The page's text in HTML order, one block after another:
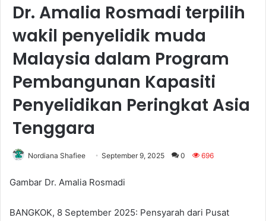
Dr. Amalia Rosmadi terpilih
wakil penyelidik muda
Malaysia dalam Program
Pembangunan Kapasiti
Penyelidikan Peringkat Asia
Tenggara
Nordiana Shafiee September 9, 2025 0 696
Gambar Dr. Amalia Rosmadi
BANGKOK, 8 September 2025: Pensyarah dari Pusat